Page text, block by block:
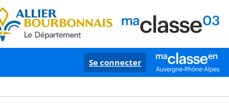
Se connecter